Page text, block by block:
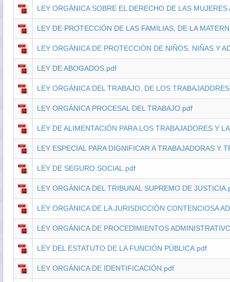
LEY ORGÀNICA SOBRE EL DERECHO DE LAS MUJERES
LEY DE PROTECCIÓN DE LAS FAMILIAS, DE LA
LEY ORGÀNICA DE PROTECCIÒN DE NIÑOS, NIÑAS Y
LEY DE ABOGADOS.pdf
LEY ORGÁNICA DEL TRABAJO, DE LOS
LEY ORGÁNICA PROCESAL DEL TRABAJO.pdf
LEY DE ALIMENTACIÓN PARA LOS TRABAJADORES Y
LEY ESPECIAL PARA DIGNIFICAR A TRABAJADORAS Y
LEY DE SEGURO SOCIAL.pdf
LEY ORGÀNICA DEL TRIBUNAL SUPREMO DE
LEY ORGÀNICA DE LA JURISDICCIÒN CONTENCIOSA
LEY ORGÁNICA DE PROCEDIMIENTOS
LEY DEL ESTATUTO DE LA FUNCIÓN PÚBLICA.pdf
LEY ORGÁNICA DE IDENTIFICACIÓN.pdf